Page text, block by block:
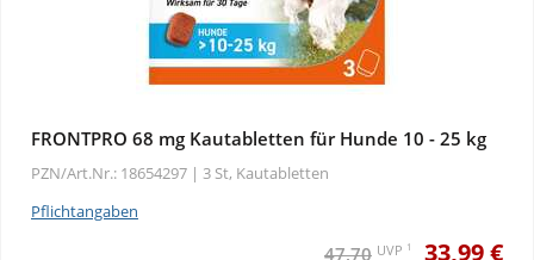
FRONTPRO 68 mg Kautabletten für Hunde 10 - 25 kg
PZN/Art.Nr.: 18654297 | 3 St, Kautabletten
Pflichtangaben
47,70 UVP 1 33,99 €